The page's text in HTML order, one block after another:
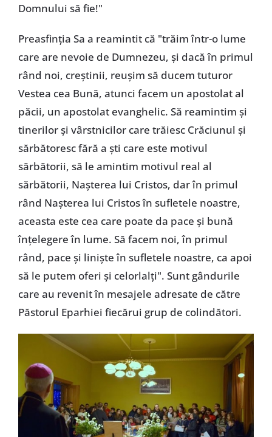
Domnului să fie!"
Preasfinția Sa a reamintit că "trăim într-o lume
care are nevoie de Dumnezeu, și dacă în primul
rând noi, creștinii, reușim să ducem tuturor
Vestea cea Bună, atunci facem un apostolat al
păcii, un apostolat evanghelic. Să reamintim și
tinerilor și vârstnicilor care trăiesc Crăciunul și
sărbătoresc fără a ști care este motivul
sărbătorii, să le amintim motivul real al
sărbătorii, Nașterea lui Cristos, dar în primul
rând Nașterea lui Cristos în sufletele noastre,
aceasta este cea care poate da pace și bună
înțelegere în lume. Să facem noi, în primul
rând, pace și liniște în sufletele noastre, ca apoi
să le putem oferi și celorlalți". Sunt gândurile
care au revenit în mesajele adresate de către
Păstorul Eparhiei fiecărui grup de colindători.